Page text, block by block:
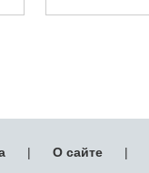
| О сайте |